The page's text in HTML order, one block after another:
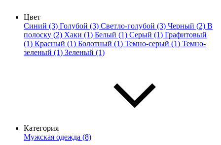
Цвет
Синий (3) Голубой (3) Светло-голубой (3) Черный (2) В
полоску (2) Хаки (1) Белый (1) Серый (1) Графитовый
(1) Красный (1) Болотный (1) Темно-серый (1) Темно-
зеленый (1) Зеленый (1)
Категория
Мужская одежда (8)